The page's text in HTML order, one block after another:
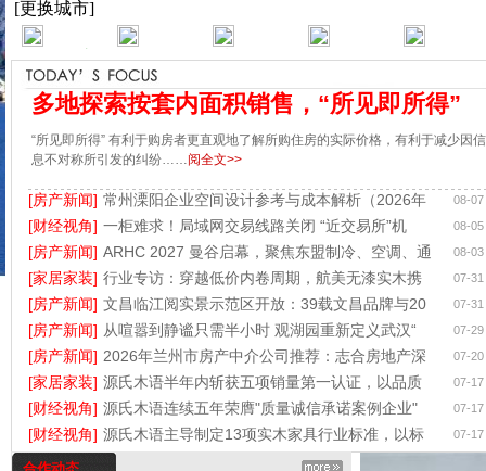
多地探索按套内面积销售，“所见即所得”
“所见即所得” 有利于购房者更直观地了解所购住房的实际价格，有利于减少因信
息不对称所引发的纠纷……阅全文>>
[房产新闻] 常州溧阳企业空间设计参考与成本解析（2026年 08-07
[财经视角] 一柜难求！局域网交易线路关闭 “近交易所”机 08-05
[房产新闻] ARHC 2027 曼谷启幕，聚焦东盟制冷、空调、通 08-03
[家居家装] 行业专访：穿越低价内卷周期，航美无漆实木携 07-31
[房产新闻] 文昌临江阅实景示范区开放：39载文昌品牌与20 07-31
[房产新闻] 从喧嚣到静谧只需半小时 观湖园重新定义武汉“ 07-29
[房产新闻] 2026年兰州市房产中介公司推荐：志合房地产深 07-20
[家居家装] 源氏木语半年内斩获五项销量第一认证，以品质 07-17
[财经视角] 源氏木语连续五年荣膺"质量诚信承诺案例企业" 07-17
[财经视角] 源氏木语主导制定13项实木家具行业标准，以标 07-17